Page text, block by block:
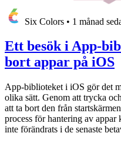
Six Colors • 1 månad
Ett besök i App-
bort appar på iOS
App-biblioteket i iOS gör det
olika sätt. Genom att trycka
att ta bort den från
process för hantering av
inte förändrats i de senaste